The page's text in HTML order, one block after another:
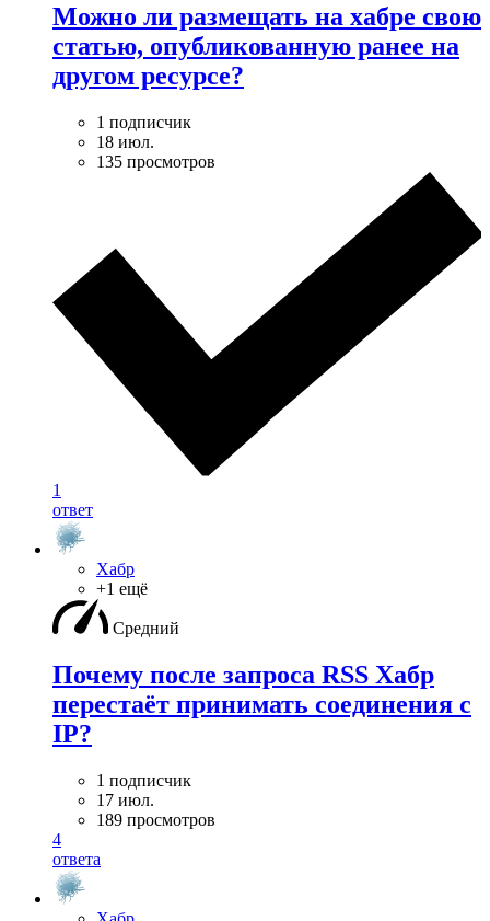
Можно ли размещать на хабре свою
статью, опубликованную ранее на
другом ресурсе?
1 подписчик
18 июл.
135 просмотров
1
ответ
Хабр
+1 ещё
Средний
Почему после запроса RSS Хабр
перестаёт принимать соединения с
IP?
1 подписчик
17 июл.
189 просмотров
4
ответа